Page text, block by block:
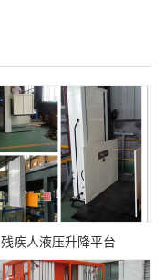
残疾人液压升降平台